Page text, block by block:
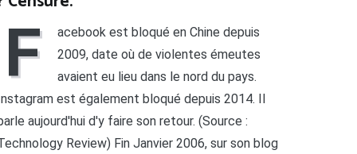
F
acebook est bloqué en Chine depuis
2009, date où de violentes émeutes
avaient eu lieu dans le nord du pays.
est également bloqué depuis 2014. Il
aujourd'hui d'y faire son retour. (Source :
Review) Fin Janvier 2006, sur son blog